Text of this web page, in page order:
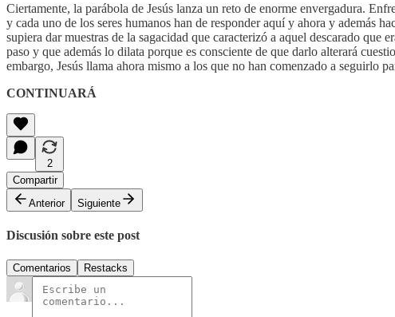
Ciertamente, la parábola de Jesús lanza un reto de enorme envergadura.
y cada uno de los seres humanos han de responder aquí y ahora y además
supiera dar muestras de la sagacidad que caracterizó a aquel descarado
paso y que además lo dilata porque es consciente de que darlo alterará
embargo, Jesús llama ahora mismo a los que no han comenzado a seguirlo
CONTINUARÁ
2
Compartir
Anterior
Siguiente
Discusión sobre este post
Comentarios Restacks